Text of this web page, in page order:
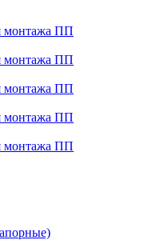
монтажа ПП
монтажа ПП
монтажа ПП
монтажа ПП
монтажа ПП